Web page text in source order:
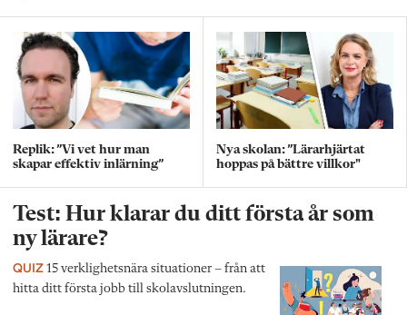
Replik: ”Vi vet hur man
skapar effektiv inlärning”
Nya skolan: ”Lärarhjärtat
hoppas på bättre villkor"
Test: Hur klarar du ditt första år som
ny lärare?
QUIZ 15 verklighetsnära situationer – från att
hitta ditt första jobb till skolavslutningen.